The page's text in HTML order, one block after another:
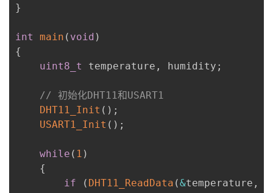
}
int
main ( void )
{
uint8_t
temperature , humidity ;
// 初始化DHT11和USART1
DHT11_Init ( ) ;
USART1_Init ( ) ;
while ( 1 )
{
if
( DHT11_ReadData (&temperature ,